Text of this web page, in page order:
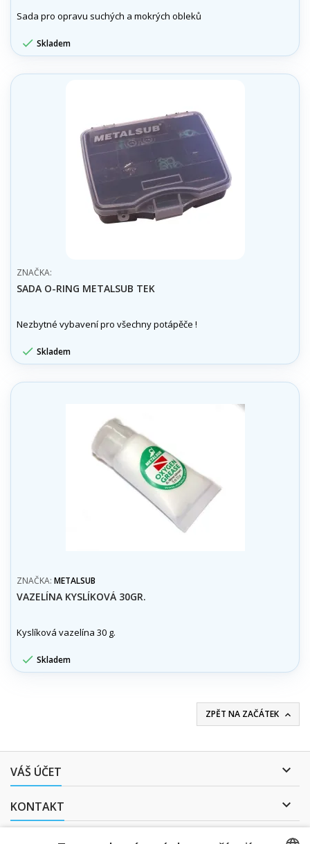
Sada pro opravu suchých a mokrých obleků
 Skladem
ZNAČKA:
SADA O-RING METALSUB TEK
Nezbytné vybavení pro všechny potápěče !
 Skladem
ZNAČKA: METALSUB
VAZELÍNA KYSLÍKOVÁ 30GR.
Kyslíková vazelína 30 g.
 Skladem
ZPĚT NA ZAČÁTEK 
VÁŠ ÚČET 
KONTAKT 